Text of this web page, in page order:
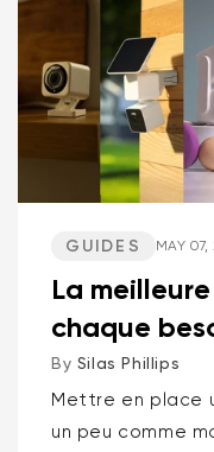
GUIDES MAY
La
chaque
Extérieur,
By Silas Phillips
Mettre en place
un peu comme